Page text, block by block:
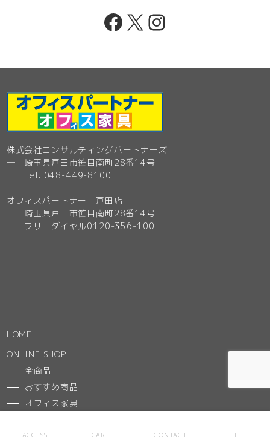
Facebook
X Instagram
株式会社コンサルティングパートナーズ
─ 埼玉県戸田市笹目南町28番14号
Tel. 048-449-8100
オフィスパートナー 戸田店
─ 埼玉県戸田市笹目南町28番14号
フリーダイヤル0120-356-100
HOME
ONLINE SHOP
全商品
おすすめ商品
オフィス家具
GUIDEACCESS CART CONTACT TEL